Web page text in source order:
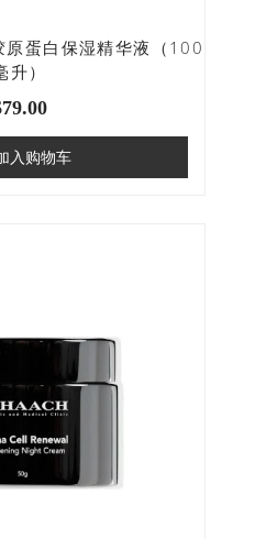
原蛋白保湿精华液（100
升）
79.00
入购物车